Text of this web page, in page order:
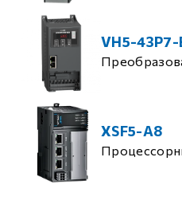
VH5-43P7-
XSF5-A8